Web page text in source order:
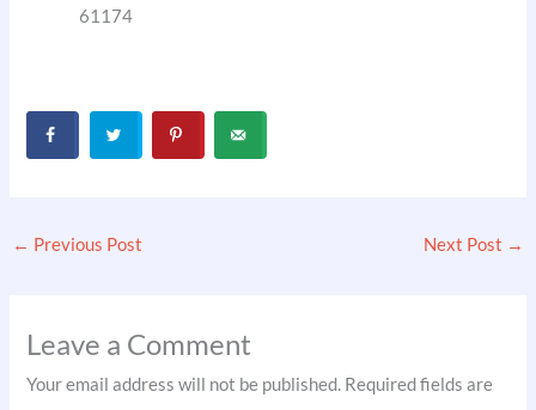
61174
← Previous Post Next Post →
Leave a Comment
Your email address will not be published. Required fields are